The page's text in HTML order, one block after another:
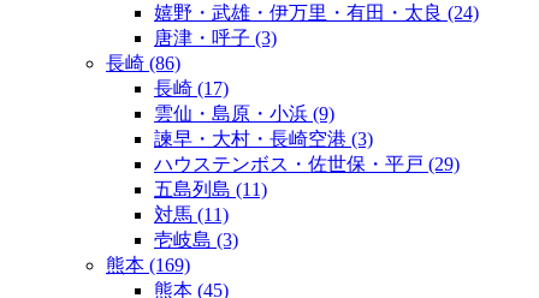
嬉野・武雄・伊万里・有田・太良 (24)
唐津・呼子 (3)
長崎 (86)
長崎 (17)
雲仙・島原・小浜 (9)
諫早・大村・長崎空港 (3)
ハウステンボス・佐世保・平戸 (29)
五島列島 (11)
対馬 (11)
壱岐島 (3)
熊本 (169)
熊本 (45)